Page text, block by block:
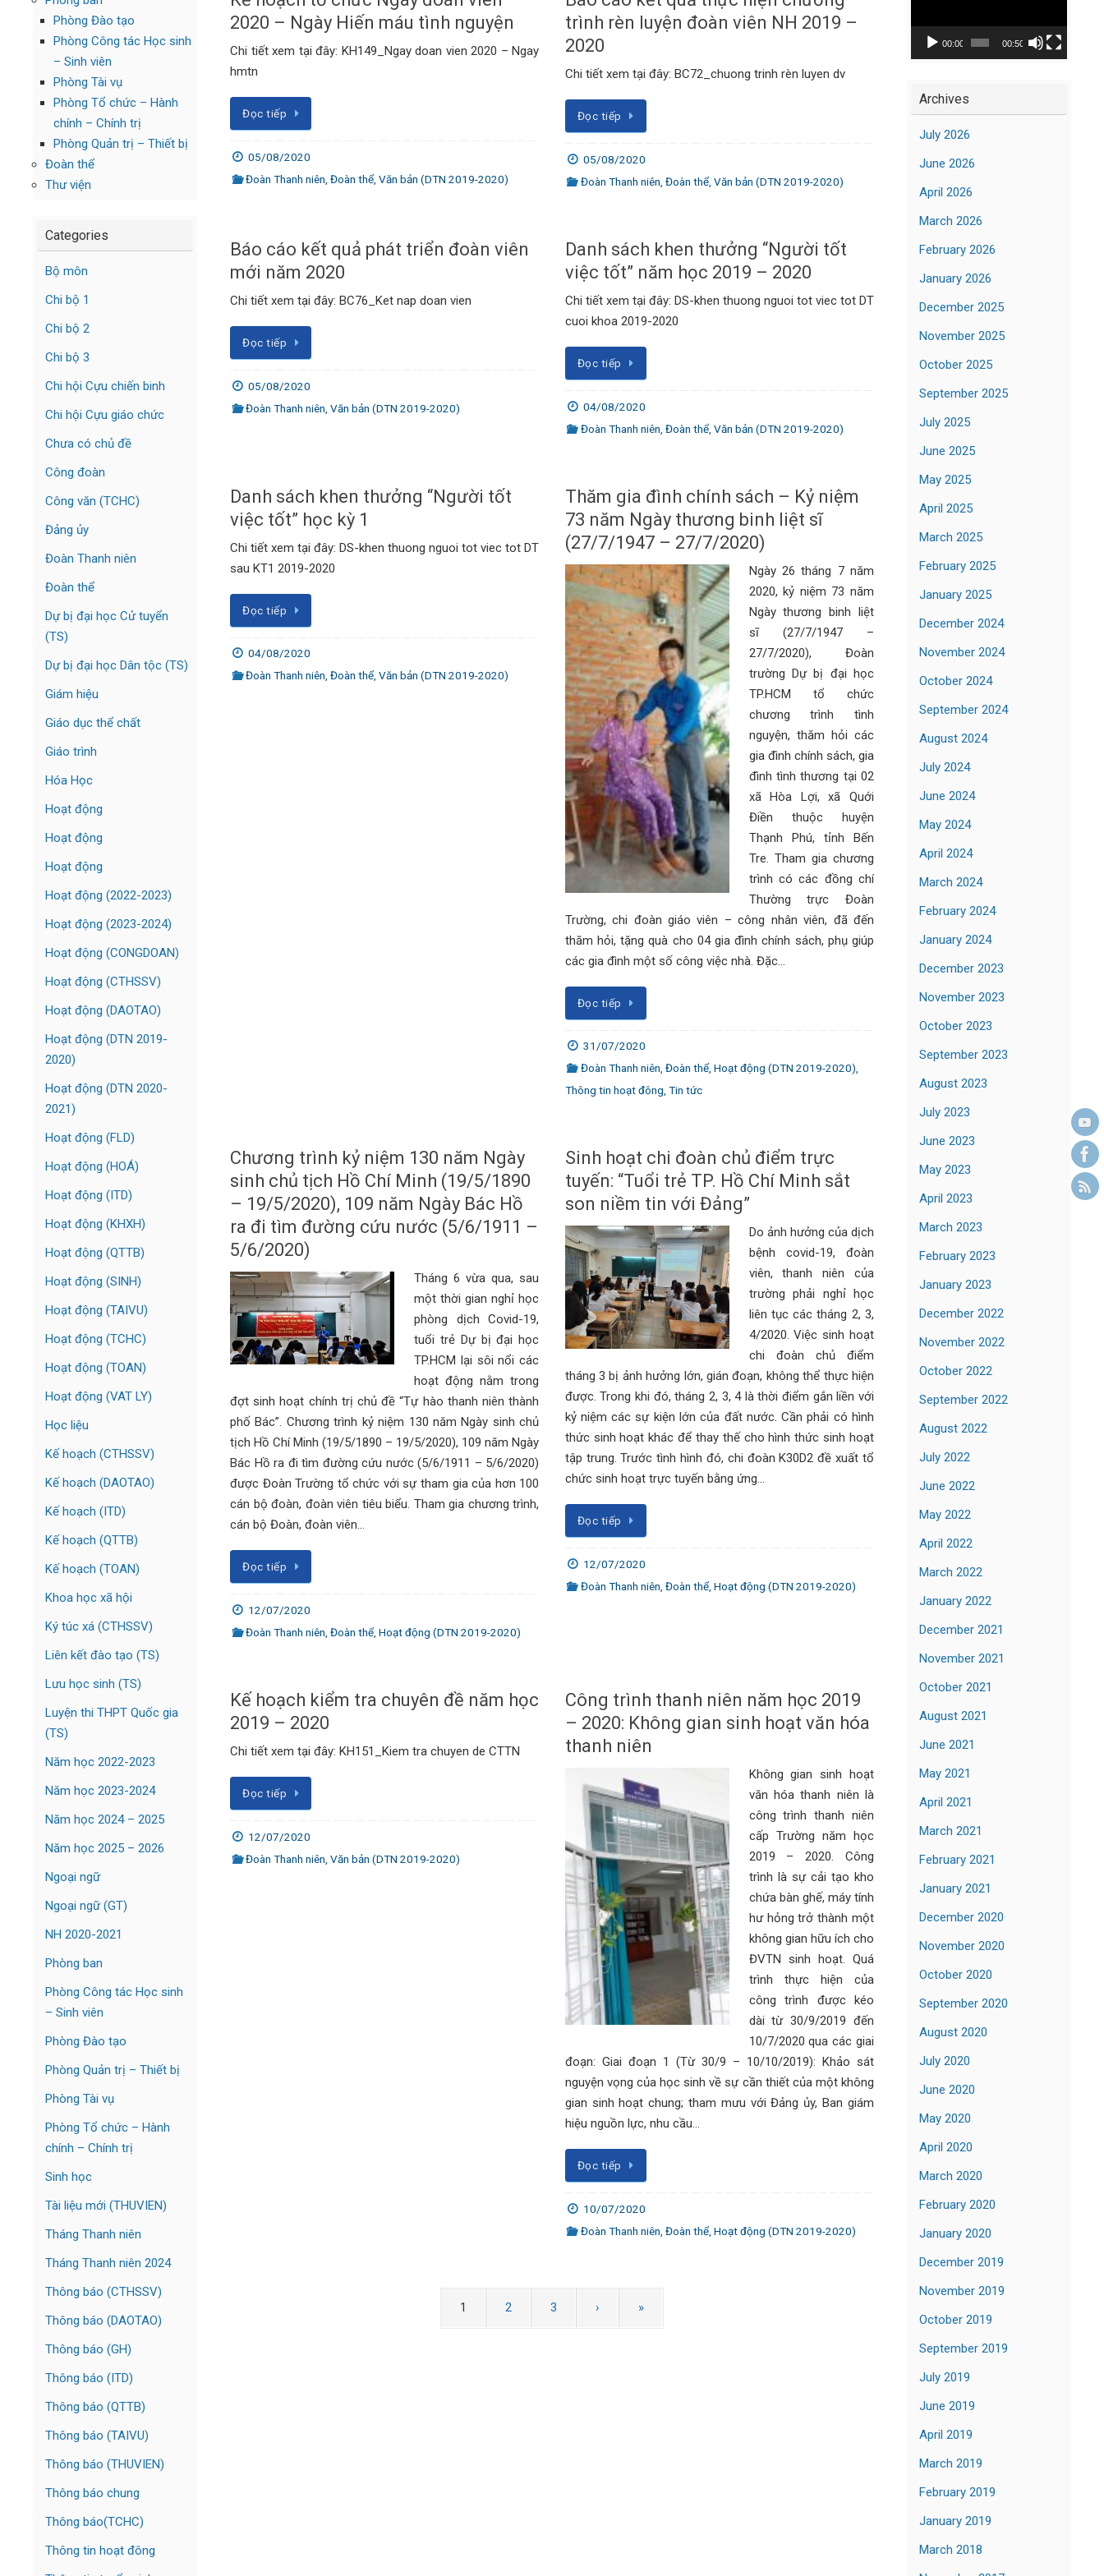
2020 – Ngày Hiến máu tình nguyện
Chi tiết xem tại đây: KH149_Ngay doan vien 2020 – Ngay
hmtn
Đọc tiếp
05/08/2020
Đoàn Thanh niên ,Đoàn thể,Văn bản (DTN 2019-2020)
trình rèn luyện đoàn viên NH 2019 –
2020
Chi tiết xem tại đây: BC72_chuong trinh rèn luyen dv
Đọc tiếp
05/08/2020
Đoàn Thanh niên Đoàn thể, Văn bản (DTN 2019-2020)
Báo cáo kết quả phát triển đoàn viên
mới năm 2020
Chi tiết xem tại đây: BC76_Ket nap doan vien
Đọc tiếp
05/08/2020
Đoàn Thanh niên ,Văn bản (DTN 2019-2020)
Danh sách khen thưởng “Người tốt
việc tốt” năm học 2019 – 2020
Chi tiết xem tại đây: DS-khen thuong nguoi tot viec tot DT
cuoi khoa 2019-2020
Đọc tiếp
04/08/2020
Đoàn Thanh niên Đoàn thể, Văn bản (DTN 2019-2020)
Danh sách khen thưởng “Người tốt
việc tốt” học kỳ 1
Chi tiết xem tại đây: DS-khen thuong nguoi tot viec tot DT
sau KT1 2019-2020
Đọc tiếp
04/08/2020
Đoàn Thanh niên,Đoàn thể,Văn bản (DTN 2019-2020)
Thăm gia đình chính sách – Kỷ niệm
73 năm Ngày thương binh liệt sĩ
(27/7/1947 – 27/7/2020)
Ngày 26 tháng 7 năm
2020, kỷ niệm 73 năm
Ngày thương binh liệt
sĩ (27/7/1947 –
27/7/2020), Đoàn
trường Dự bị đại học
TP.HCM tổ chức
chương trình tình
nguyện, thăm hỏi các
gia đình chính sách, gia
đình tình thương tại 02
xã Hòa Lợi, xã Quới
Điền thuộc huyện
Thạnh Phú, tỉnh Bến
Tre. Tham gia chương
trình có các đồng chí
Thường trực Đoàn
Trường, chi đoàn giáo viên – công nhân viên, đã đến
thăm hỏi, tặng quà cho 04 gia đình chính sách, phụ giúp
các gia đình một số công việc nhà. Đặc…
Đọc tiếp
31/07/2020
Đoàn Thanh niên, Đoàn thể, Hoạt động (DTN 2019-2020),
Thông tin hoạt đông, Tin tức
Chương trình kỷ niệm 130 năm Ngày
sinh chủ tịch Hồ Chí Minh (19/5/1890
– 19/5/2020), 109 năm Ngày Bác Hồ
ra đi tìm đường cứu nước (5/6/1911 –
5/6/2020)
Tháng 6 vừa qua, sau
một thời gian nghỉ học
phòng dịch Covid-19,
tuổi trẻ Dự bị đại học
TP.HCM lại sôi nổi các
hoạt động nằm trong
đợt sinh hoạt chính trị chủ đề “Tự hào thanh niên thành
phố Bác”. Chương trình kỷ niệm 130 năm Ngày sinh chủ
tịch Hồ Chí Minh (19/5/1890 – 19/5/2020), 109 năm Ngày
Bác Hồ ra đi tìm đường cứu nước (5/6/1911 – 5/6/2020)
được Đoàn Trường tổ chức với sự tham gia của hơn 100
cán bộ đoàn, đoàn viên tiêu biểu. Tham gia chương trình,
cán bộ Đoàn, đoàn viên…
Đọc tiếp
12/07/2020
Đoàn Thanh niên ,Đoàn thể,Hoạt động (DTN 2019-2020)
Sinh hoạt chi đoàn chủ điểm trực
tuyến: “Tuổi trẻ TP. Hồ Chí Minh sắt
son niềm tin với Đảng”
Do ảnh hưởng của dịch
bệnh covid-19, đoàn
viên, thanh niên của
trường phải nghỉ học
liên tục các tháng 2, 3,
4/2020. Việc sinh hoạt
chi đoàn chủ điểm
tháng 3 bị ảnh hưởng lớn, gián đoạn, không thể thực hiện
được. Trong khi đó, tháng 2, 3, 4 là thời điểm gắn liền với
kỷ niệm các sự kiện lớn của đất nước. Cần phải có hình
thức sinh hoạt khác để thay thế cho hình thức sinh hoạt
tập trung. Trước tình hình đó, chi đoàn K30D2 đề xuất tổ
chức sinh hoạt trực tuyến bằng ứng…
Đọc tiếp
12/07/2020
Đoàn Thanh niên Đoàn thể, Hoạt động (DTN 2019-2020)
Kế hoạch kiểm tra chuyên đề năm học
2019 – 2020
Chi tiết xem tại đây: KH151_Kiem tra chuyen de CTTN
Đọc tiếp
12/07/2020
Đoàn Thanh niên ,Văn bản (DTN 2019-2020)
Công trình thanh niên năm học 2019
– 2020: Không gian sinh hoạt văn hóa
thanh niên
Không gian sinh hoạt
văn hóa thanh niên là
công trình thanh niên
cấp Trường năm học
2019 – 2020. Công
trình là sự cải tạo kho
chứa bàn ghế, máy tính
hư hỏng trở thành một
không gian hữu ích cho
ĐVTN sinh hoạt. Quá
trình thực hiện của
công trình được kéo
dài từ 30/9/2019 đến
10/7/2020 qua các giai
đoạn: Giai đoạn 1 (Từ 30/9 – 10/10/2019): Khảo sát
nguyện vọng của học sinh về sự cần thiết của một không
gian sinh hoạt chung; tham mưu với Đảng ủy, Ban giám
hiệu nguồn lực, nhu cầu…
Đọc tiếp
10/07/2020
Đoàn Thanh niên Đoàn thể, Hoạt động (DTN 2019-2020)
1 2 3 › »
Phòng Đào tạo
Phòng Công tác Học sinh
– Sinh viên
Phòng Tài vụ
Phòng Tổ chức – Hành
chính – Chính trị
Phòng Quản trị – Thiết bị
Đoàn thể
Thư viện
Categories
Bộ môn
Chi bộ 1
Chi bộ 2
Chi bộ 3
Chi hội Cựu chiến binh
Chi hội Cựu giáo chức
Chưa có chủ đề
Công đoàn
Công văn (TCHC)
Đảng ủy
Đoàn Thanh niên
Đoàn thể
Dự bị đại học Cử tuyển
(TS)
Dự bị đại học Dân tộc (TS)
Giám hiệu
Giáo dục thể chất
Giáo trình
Hóa Học
Hoạt động
Hoạt động
Hoạt động
Hoạt động (2022-2023)
Hoạt động (2023-2024)
Hoạt động (CONGDOAN)
Hoạt động (CTHSSV)
Hoạt động (DAOTAO)
Hoạt động (DTN 2019-
2020)
Hoạt động (DTN 2020-
2021)
Hoạt động (FLD)
Hoạt động (HOÁ)
Hoạt động (ITD)
Hoạt động (KHXH)
Hoạt động (QTTB)
Hoạt động (SINH)
Hoạt động (TAIVU)
Hoạt động (TCHC)
Hoạt động (TOAN)
Hoạt động (VAT LY)
Học liệu
Kế hoạch (CTHSSV)
Kế hoạch (DAOTAO)
Kế hoạch (ITD)
Kế hoạch (QTTB)
Kế hoạch (TOAN)
Khoa học xã hội
Ký túc xá (CTHSSV)
Liên kết đào tạo (TS)
Lưu học sinh (TS)
Luyện thi THPT Quốc gia
(TS)
Năm học 2022-2023
Năm học 2023-2024
Năm học 2024 – 2025
Năm học 2025 – 2026
Ngoại ngữ
Ngoại ngữ (GT)
NH 2020-2021
Phòng ban
Phòng Công tác Học sinh
– Sinh viên
Phòng Đào tạo
Phòng Quản trị – Thiết bị
Phòng Tài vụ
Phòng Tổ chức – Hành
chính – Chính trị
Sinh học
Tài liệu mới (THUVIEN)
Tháng Thanh niên
Tháng Thanh niên 2024
Thông báo (CTHSSV)
Thông báo (DAOTAO)
Thông báo (GH)
Thông báo (ITD)
Thông báo (QTTB)
Thông báo (TAIVU)
Thông báo (THUVIEN)
Thông báo chung
Thông báo(TCHC)
Thông tin hoạt đông
00:00 00:50
Archives
July 2026
June 2026
April 2026
March 2026
February 2026
January 2026
December 2025
November 2025
October 2025
September 2025
July 2025
June 2025
May 2025
April 2025
March 2025
February 2025
January 2025
December 2024
November 2024
October 2024
September 2024
August 2024
July 2024
June 2024
May 2024
April 2024
March 2024
February 2024
January 2024
December 2023
November 2023
October 2023
September 2023
August 2023
July 2023
June 2023
May 2023
April 2023
March 2023
February 2023
January 2023
December 2022
November 2022
October 2022
September 2022
August 2022
July 2022
June 2022
May 2022
April 2022
March 2022
January 2022
December 2021
November 2021
October 2021
August 2021
June 2021
May 2021
April 2021
March 2021
February 2021
January 2021
December 2020
November 2020
October 2020
September 2020
August 2020
July 2020
June 2020
May 2020
April 2020
March 2020
February 2020
January 2020
December 2019
November 2019
October 2019
September 2019
July 2019
June 2019
April 2019
March 2019
February 2019
January 2019
March 2018